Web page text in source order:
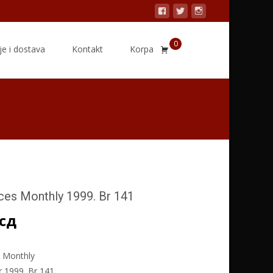
i dostava Kontakt Korpa 0
Monthly 1999. Br 141
Monthly